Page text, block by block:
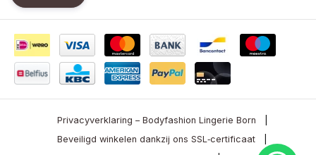
Privacyverklaring – Bodyfashion Lingerie Born
Beveiligd winkelen dankzij ons SSL‑certificaat